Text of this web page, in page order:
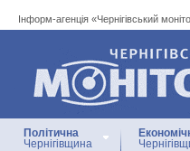
Інформ-агенція «Чернігівський
Інформ-агенція
«Чернігівський
Політична
Чернігівщина